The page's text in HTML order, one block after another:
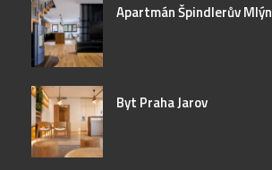
Apartmán Špindlerův Mlýn
Byt Praha Jarov